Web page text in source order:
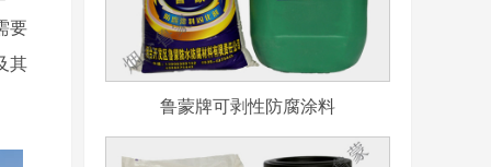
要
其
鲁蒙牌可剥性防腐涂料